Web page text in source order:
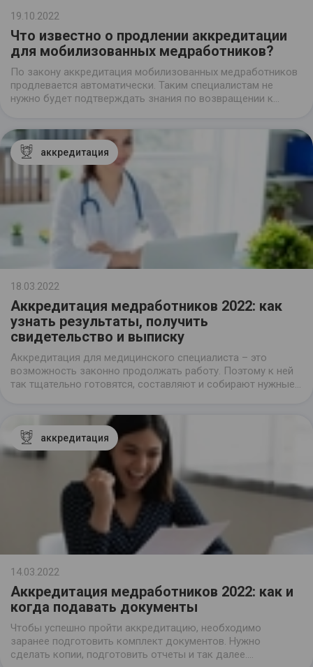
19.10.2022
Что известно о продлении аккредитации
для мобилизованных медработников?
По закону аккредитация мобилизованных медработников
продлевается автоматически. Таким специалистам не
нужно будет подтверждать знания по возвращении к
аккредитация
18.03.2022
Аккредитация медработников 2022: как
узнать результаты, получить
свидетельство и выписку
Аккредитация для медицинского специалиста – это
возможность законно продолжать работу. Поэтому к ней
так тщательно готовятся, составляют и собирают нужные
аккредитация
14.03.2022
Аккредитация медработников 2022: как и
когда подавать документы
Чтобы успешно пройти аккредитацию, необходимо
заранее подготовить комплект документов. Нужно
сделать копии, подготовить отчеты и так далее.